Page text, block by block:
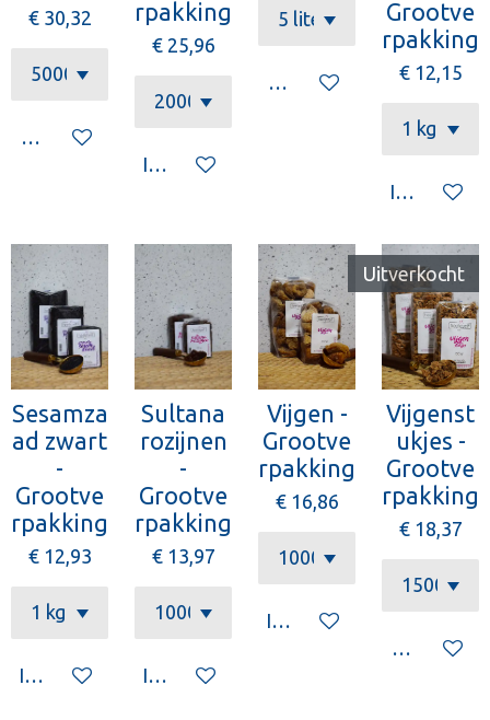
€ 30,32
Houd mij op de hoogte
rpakking
€ 25,96
In winkelwagen
Houd mij op de hoogte
Grootve
rpakking
€ 12,15
In
Sesamza
ad zwart
-
Grootve
rpakking
€ 12,93
In winkelwagen
Sultana
rozijnen
-
Grootve
rpakking
€ 13,97
In winkelwagen
Vijgen -
Grootve
rpakking
€ 16,86
In winkelwagen
Uitverkocht
Vijgenst
ukjes -
Grootve
rpakking
€ 18,37
Houd mij